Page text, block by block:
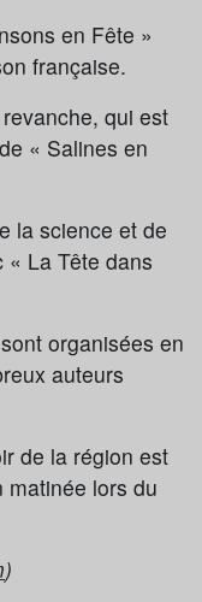
en Fête »
française.
qui est
« Salines en
la science et de
« La Tête dans
organisées en
auteurs
de la région est
matinée lors du
)